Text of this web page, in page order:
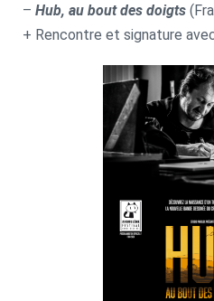
– Hub, au bout des doigts
+ Rencontre et signature